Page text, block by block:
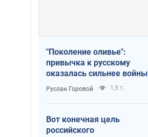
"Поколение оливье":
привычка к русскому
оказалась сильнее войны
Руслан Горовой 1,5 т.
Вот конечная цель
российского